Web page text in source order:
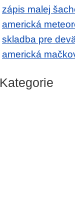
zápis malej
americká
skladba pre
americká
Kategorie